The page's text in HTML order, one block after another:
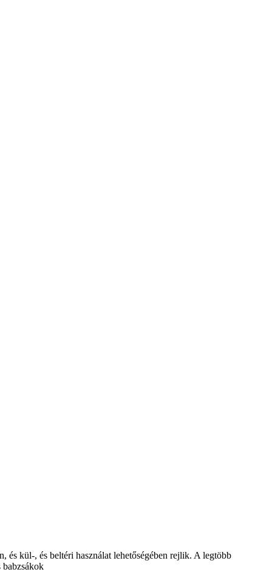
és kül-, és beltéri használat lehetőségében rejlik. A legtöbb